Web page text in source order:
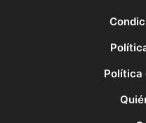
Política